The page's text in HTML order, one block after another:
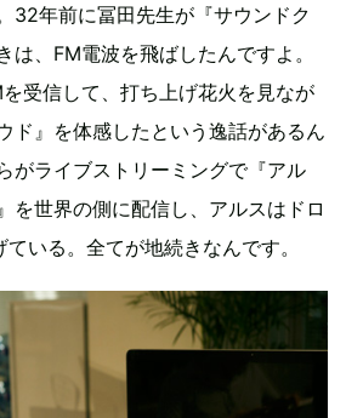
32年前に冨田先生が『サウンドク
は、FM電波を飛ばしたんですよ。
受信して、打ち上げ花火を見なが
ド』を体感したという逸話があるん
がライブストリーミングで『アル
を世界の側に配信し、アルスはドロ
いる。全てが地続きなんです。